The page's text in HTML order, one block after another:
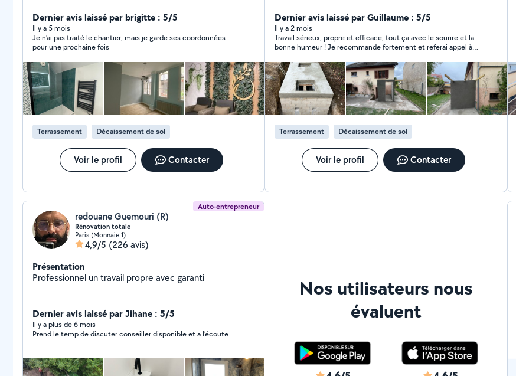
Dernier avis laissé par brigitte : 5/5
Il y a 5 mois
Je n’ai pas traité le chantier, mais je garde ses coordonnées
pour une prochaine fois
Terrassement Décaissement de sol
Voir le profil Contacter
chantiers.
Dernier avis laissé par Guillaume : 5/5
Il y a 2 mois
Travail sérieux, propre et efficace, tout ça avec le sourire et la
bonne humeur ! Je recommande fortement et referai appel à
Terrassement Décaissement de sol
Voir le profil Contacter
Auto-entrepreneur
redouane Guemouri (R)
Rénovation totale
Paris (Monnaie 1)
4,9/5 (226 avis)
Présentation
Professionnel un travail propre avec garanti
Dernier avis laissé par Jihane : 5/5
Il y a plus de 6 mois
Prend le temp de discuter conseiller disponible et a l’écoute
Nos utilisateurs nous
évaluent